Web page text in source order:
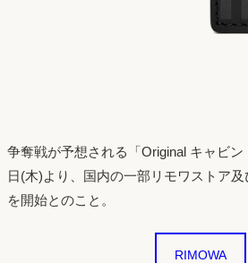
争奪戦が予想される「Original キャビ
日(木)より、国内の一部リモワストア
を開始とのこと。
RIMOWA